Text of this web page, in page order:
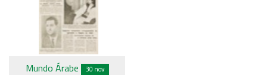
Mundo Árabe 30 nov